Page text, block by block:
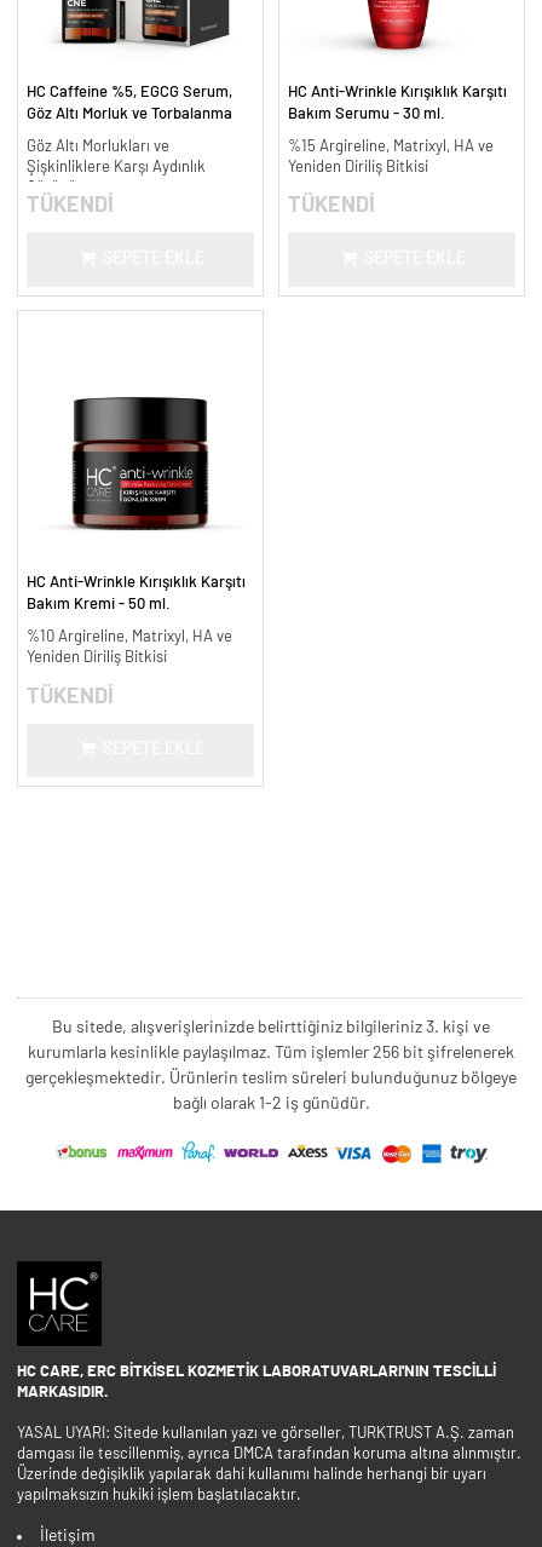
HC Caffeine %5, EGCG Serum,
Göz Altı Morluk ve Torbalanma
Göz Altı Morlukları ve
Şişkinliklere Karşı Aydınlık
TÜKENDİ
HC Anti-Wrinkle Kırışıklık Karşıtı
Bakım Serumu - 30 ml.
%15 Argireline, Matrixyl, HA ve
Yeniden Diriliş Bitkisi
TÜKENDİ
HC Anti-Wrinkle Kırışıklık Karşıtı
Bakım Kremi - 50 ml.
%10 Argireline, Matrixyl, HA ve
Yeniden Diriliş Bitkisi
TÜKENDİ
Bu sitede, alışverişlerinizde belirttiğiniz bilgileriniz 3. kişi ve
kurumlarla kesinlikle paylaşılmaz. Tüm işlemler 256 bit şifrelenerek
gerçekleşmektedir. Ürünlerin teslim süreleri bulunduğunuz bölgeye
bağlı olarak 1-2 iş günüdür.
HC CARE, ERC BITKISEL KOZMETIK LABORATUVARLARI'NIN TESCILLI
MARKASIDIR.
YASAL UYARI: Sitede kullanılan yazı ve görseller, TURKTRUST A.Ş. zaman
damgası ile tescillenmiş, ayrıca DMCA tarafından koruma altına alınmıştır.
Üzerinde değişiklik yapılarak dahi kullanımı halinde herhangi bir uyarı
yapılmaksızın hukiki işlem başlatılacaktır.
İletişim